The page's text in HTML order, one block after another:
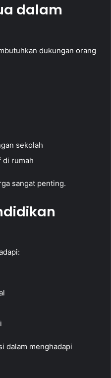
dalam
dukungan orang
sekolah
di rumah
sangat penting.
dalam menghadapi